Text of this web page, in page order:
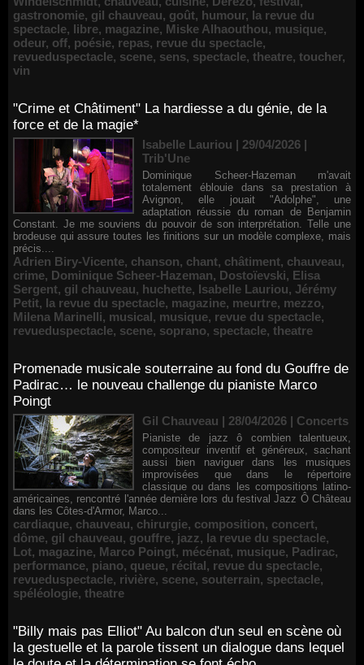
gastronomie, gil chauveau, goût, humour, la revue du
spectacle, libre, magazine, Miske Alhaouthou, musique,
odeur, off, poésie, repas, revue du spectacle,
revueduspectacle, scene, sens, spectacle, theatre, toucher,
vin
"Crime et Châtiment" La hardiesse a du génie, de la
force et de la magie*
Isabelle Lauriou | 29/04/2026 |
Trib'Une
Dominique Scheer-Hazeman m'avait
totalement éblouie dans sa prestation à
Avignon, elle jouait "Adolphe", une
adaptation réussie du roman de Benjamin
Constant. Je me souviens du pouvoir de son interprétation. Telle une
brodeuse qui assure toutes les finitions sur un modèle complexe, mais
précis....
Adrien Biry-Vicente, chanson, chant, châtiment, chauveau,
crime, Dominique Scheer-Hazeman, Dostoïevski, Elisa
Sergent, gil chauveau, huchette, Isabelle Lauriou, Jérémy
Petit, la revue du spectacle, magazine, meurtre, mezzo,
Milena Marinelli, musical, musique, revue du spectacle,
revueduspectacle, scene, soprano, spectacle, theatre
Promenade musicale souterraine au fond du Gouffre de
Padirac… le nouveau challenge du pianiste Marco
Poingt
Gil Chauveau | 28/04/2026 | Concerts
Pianiste de jazz ô combien talentueux,
compositeur inventif et généreux, sachant
aussi bien naviguer dans les musiques
improvisées que dans le répertoire
classique ou dans les compositions latino-
américaines, rencontré l'année dernière lors du festival Jazz Ô Château
dans les Côtes-d'Armor, Marco...
cardiaque, chauveau, chirurgie, composition, concert,
dôme, gil chauveau, gouffre, jazz, la revue du spectacle,
Lot, magazine, Marco Poingt, mécénat, musique, Padirac,
performance, piano, queue, récital, revue du spectacle,
revueduspectacle, rivière, scene, souterrain, spectacle,
spéléologie, theatre
"Billy mais pas Elliot" Au balcon d'un seul en scène où
la gestuelle et la parole tissent un dialogue dans lequel